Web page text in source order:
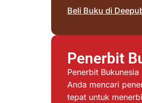
Beli Buku di
Penerbit
Penerbit
Anda mencari
tepat untuk